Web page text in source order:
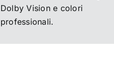
Dolby Vision e colori
professionali.